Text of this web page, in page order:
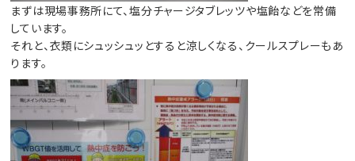
まずは現場事務所にて、塩分チャージタブレッツや塩飴などを常備
しています。
それと、衣類にシュッシュッとすると涼しくなる、クールスプレーもあ
ります。